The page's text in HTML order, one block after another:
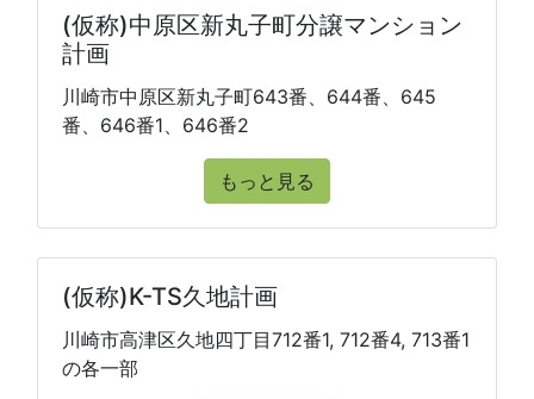
(仮称)中原区新丸子町分譲マンション
計画
川崎市中原区新丸子町643番、644番、645
番、646番1、646番2
もっと見る
(仮称)K-TS久地計画
川崎市高津区久地四丁目712番1, 712番4, 713番1
の各一部